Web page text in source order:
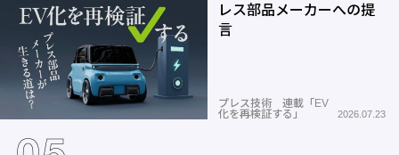
レス部品メーカーへの提
言
プレス技術 連載「EV
化を再検証する」
2026.07.23